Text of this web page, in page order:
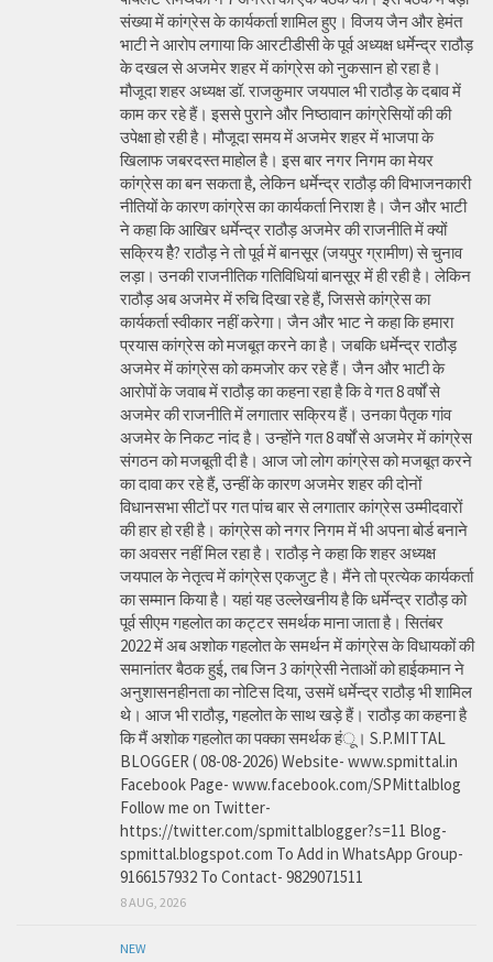
संख्या में कांग्रेस के कार्यकर्ता शामिल हुए। विजय जैन और हेमंत
भाटी ने आरोप लगाया कि आरटीडीसी के पूर्व अध्यक्ष धर्मेन्द्र राठौड़
के दखल से अजमेर शहर में कांग्रेस को नुकसान हो रहा है।
मौजूदा शहर अध्यक्ष डॉ. राजकुमार जयपाल भी राठौड़ के दबाव में
काम कर रहे हैं। इससे पुराने और निष्ठावान कांग्रेसियों की की
उपेक्षा हो रही है। मौजूदा समय में अजमेर शहर में भाजपा के
खिलाफ जबरदस्त माहोल है। इस बार नगर निगम का मेयर
कांग्रेस का बन सकता है, लेकिन धर्मेन्द्र राठौड़ की विभाजनकारी
नीतियों के कारण कांग्रेस का कार्यकर्ता निराश है। जैन और भाटी
ने कहा कि आखिर धर्मेन्द्र राठौड़ अजमेर की राजनीति में क्यों
सक्रिय हैै? राठौड़ ने तो पूर्व में बानसूर (जयपुर ग्रामीण) से चुनाव
लड़ा। उनकी राजनीतिक गतिविधियां बानसूर में ही रही है। लेकिन
राठौड़ अब अजमेर में रुचि दिखा रहे हैं, जिससे कांग्रेस का
कार्यकर्ता स्वीकार नहीं करेगा। जैन और भाट ने कहा कि हमारा
प्रयास कांग्रेस को मजबूत करने का है। जबकि धर्मेन्द्र राठौड़
अजमेर में कांग्रेस को कमजोर कर रहे हैं। जैन और भाटी के
आरोपों के जवाब में राठौड़ का कहना रहा है कि वे गत 8 वर्षों से
अजमेर की राजनीति में लगातार सक्रिय हैं। उनका पैतृक गांव
अजमेर के निकट नांद है। उन्होंने गत 8 वर्षों से अजमेर में कांग्रेस
संगठन को मजबूती दी है। आज जो लोग कांग्रेस को मजबूत करने
का दावा कर रहे हैं, उन्हीं के कारण अजमेर शहर की दोनों
विधानसभा सीटों पर गत पांच बार से लगातार कांग्रेस उम्मीदवारों
की हार हो रही है। कांग्रेस को नगर निगम में भी अपना बोर्ड बनाने
का अवसर नहीं मिल रहा है। राठौड़ ने कहा कि शहर अध्यक्ष
जयपाल के नेतृत्व में कांग्रेस एकजुट है। मैंने तो प्रत्येक कार्यकर्ता
का सम्मान किया है। यहां यह उल्लेखनीय है कि धर्मेन्द्र राठौड़ को
पूर्व सीएम गहलोत का कट्टर समर्थक माना जाता है। सितंबर
2022 में अब अशोक गहलोत के समर्थन में कांग्रेस के विधायकों की
समानांतर बैठक हुई, तब जिन 3 कांग्रेसी नेताओं को हाईकमान ने
अनुशासनहीनता का नोटिस दिया, उसमें धर्मेन्द्र राठौड़ भी शामिल
थे। आज भी राठौड़, गहलोत के साथ खड़े हैं। राठौड़ का कहना है
कि मैं अशोक गहलोत का पक्का समर्थक हंू। S.P.MITTAL
BLOGGER ( 08-08-2026) Website- www.spmittal.in
Facebook Page- www.facebook.com/SPMittalblog
Follow me on Twitter-
https://twitter.com/spmittalblogger?s=11 Blog-
spmittal.blogspot.com To Add in WhatsApp Group-
9166157932 To Contact- 9829071511
8 AUG, 2026
NEW